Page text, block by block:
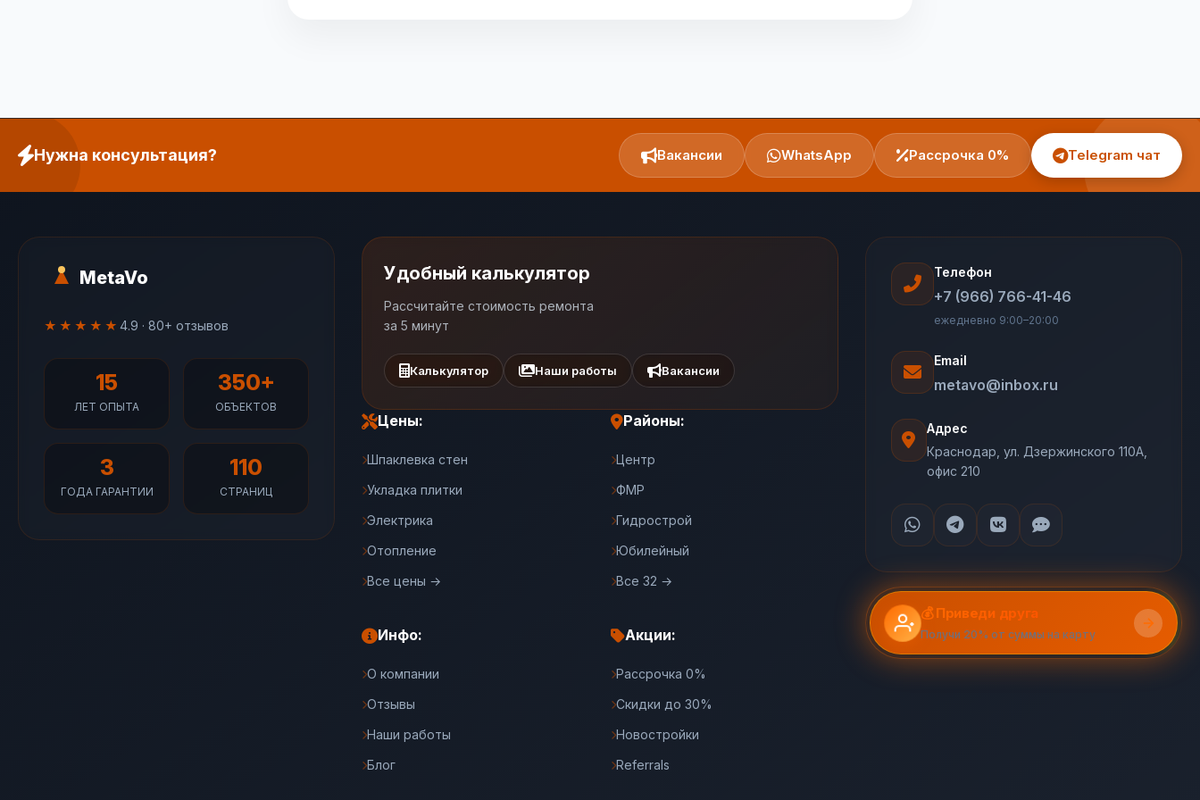
Нужна консультация? Вакансии WhatsApp Рассрочка 0% Telegram чат
MetaVo
★★★★★ 4.9 · 80+ отзывов
15
ЛЕТ ОПЫТА
350+
ОБЪЕКТОВ
3
ГОДА ГАРАНТИИ
110
СТРАНИЦ
Удобный калькулятор
Рассчитайте стоимость ремонта
за 5 минут
Калькулятор Наши работы Вакансии
Цены:
Шпаклевка стен
Укладка плитки
Электрика
Отопление
Все цены →
Районы:
Центр
ФМР
Гидрострой
Юбилейный
Все 32 →
Инфо:
О компании
Отзывы
Наши работы
Блог
Акции:
Рассрочка 0%
Скидки до 30%
Новостройки
Referrals
Телефон
+7 (966) 766-41-46
ежедневно 9:00–20:00
Email
metavo@inbox.ru
Адрес
Краснодар, ул. Дзержинского 110А,
офис 210
💰 Приведи друга
Получи 20% от суммы на карту